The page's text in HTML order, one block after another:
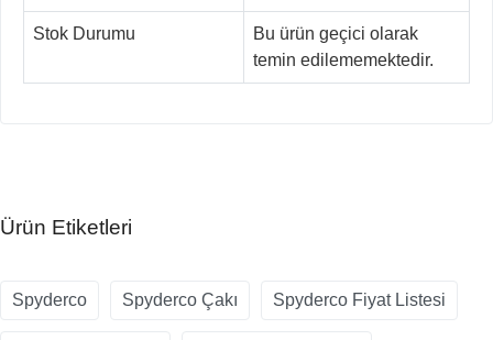
Stok Durumu
Bu ürün geçici olarak
temin edilememektedir.
Ürün Etiketleri
Spyderco Spyderco Çakı Spyderco Fiyat Listesi